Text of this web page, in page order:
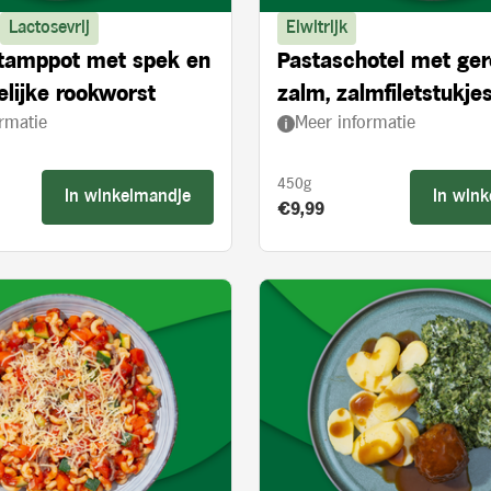
Lactosevrij
met spek en
rookworst
In winkelmandje
Eiwitrijk
Pastaschotel met
zalm,
en spinazie
Meer informatie
450g
Product prijs:
€9,99
In